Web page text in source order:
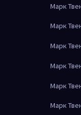
Марк
Марк
Марк
Марк
Марк
Марк